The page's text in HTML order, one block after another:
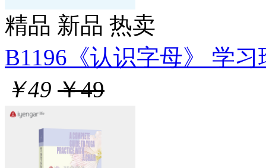
精品 新品 热卖
B1196《认识字母》 学习
￥49 ￥49